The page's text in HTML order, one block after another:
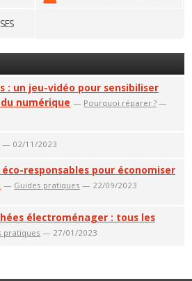
: un jeu-vidéo pour sensibiliser
numérique — Pourquoi réparer ? —
— 02/11/2023
éco-responsables pour économiser
— Guides pratiques — 22/09/2023
électroménager : tous les
pratiques — 27/01/2023